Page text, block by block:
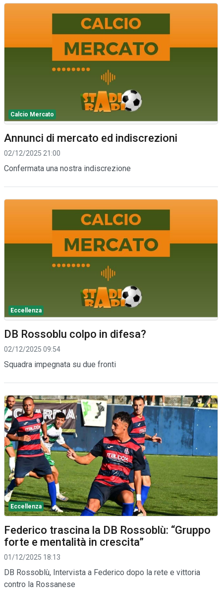
Calcio Mercato
Annunci di mercato ed indiscrezioni
02/12/2025 21:00
Confermata una nostra indiscrezione
Eccellenza
DB Rossoblu colpo in difesa?
02/12/2025 09:54
Squadra impegnata su due fronti
Eccellenza
Federico trascina la DB Rossoblù: “Gruppo
forte e mentalità in crescita”
01/12/2025 18:13
DB Rossoblù, Intervista a Federico dopo la rete e vittoria
contro la Rossanese